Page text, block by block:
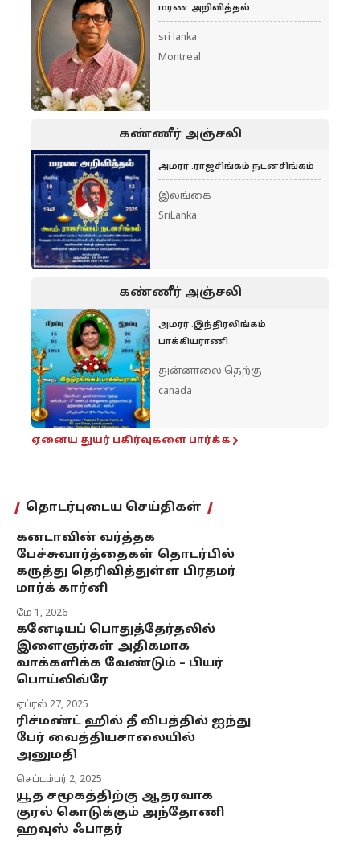
மரண அறிவித்தல்
sri lanka
Montreal
கண்ணீர் அஞ்சலி
அமரர் .ராஜசிங்கம் நடனசிங்கம்
இலங்கை
SriLanka
கண்ணீர் அஞ்சலி
அமரர் .இந்திரலிங்கம்
பாக்கியராணி
துன்னாலை தெற்கு
canada
ஏனைய துயர் பகிர்வுகளை பார்க்க
தொடர்புடைய செய்திகள்
கனடாவின் வர்த்தக
பேச்சுவார்த்தைகள் தொடர்பில்
கருத்து தெரிவித்துள்ள பிரதமர்
மார்க் கார்னி
மே 1, 2026
கனேடியப் பொதுத்தேர்தலில்
இளைஞர்கள் அதிகமாக
வாக்களிக்க வேண்டும் – பியர்
பொய்லிவ்ரே
ஏப்ரல் 27, 2025
ரிச்மண்ட் ஹில் தீ விபத்தில் ஐந்து
பேர் வைத்தியசாலையில்
அனுமதி
செப்டம்பர் 2, 2025
யூத சமூகத்திற்கு ஆதரவாக
குரல் கொடுக்கும் அந்தோணி
ஹவுஸ் ஃபாதர்